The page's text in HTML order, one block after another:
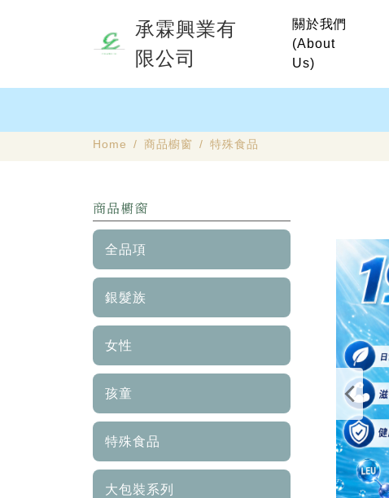
承霖興業有
限公司
關於我們
(About
Us)
Home 商品櫥窗 特殊食品
商品櫥窗
全品項
銀髮族
女性
孩童
特殊食品
大包裝系列